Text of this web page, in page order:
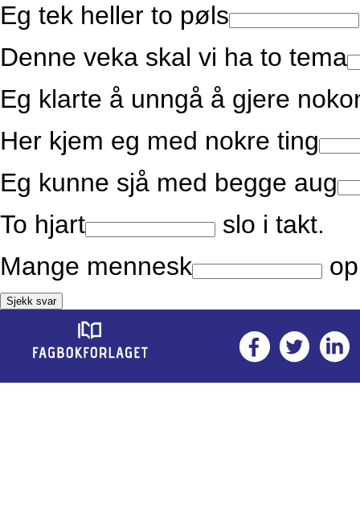
Eg tek heller to pøls
Denne veka skal vi ha to tema
Eg klarte å unngå å gjere
Her kjem eg med nokre ting
Eg kunne sjå med begge aug
To hjart
slo i takt.
Mange mennesk
Sjekk svar